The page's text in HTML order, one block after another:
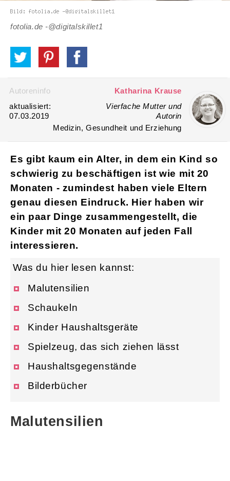
fotolia.de -@digitalskillet1
Autoreninfo
Katharina Krause
aktualisiert:
07.03.2019
Vierfache Mutter und
Autorin
Medizin, Gesundheit und Erziehung
Es gibt kaum ein Alter, in dem ein Kind so
schwierig zu beschäftigen ist wie mit 20
Monaten - zumindest haben viele Eltern
genau diesen Eindruck. Hier haben wir
ein paar Dinge zusammengestellt, die
Kinder mit 20 Monaten auf jeden Fall
interessieren.
Was du hier lesen kannst:
Malutensilien
Schaukeln
Kinder Haushaltsgeräte
Spielzeug, das sich ziehen lässt
Haushaltsgegenstände
Bilderbücher
Malutensilien